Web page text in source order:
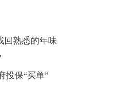
回熟悉的年味
投保“买单”